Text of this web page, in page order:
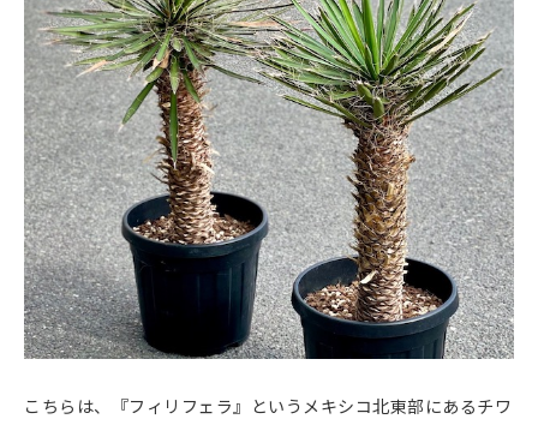
こちらは、『フィリフェラ』というメキシコ北東部にあるチワ